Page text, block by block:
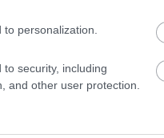
personalization.
security, including
and other user protection.